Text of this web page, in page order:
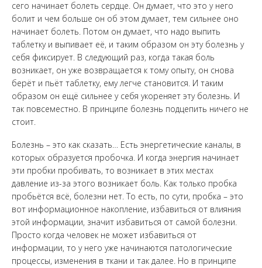
сего начинает болеть сердце. Он думает, что это у него
болит и чем больше он об этом думает, тем сильнее оно
начинает болеть. Потом он думает, что надо выпить
таблетку и выпивает её, и таким образом он эту болезнь у
себя фиксирует. В следующий раз, когда такая боль
возникает, он уже возвращается к тому опыту, он снова
берёт и пьёт таблетку, ему легче становится. И таким
образом он ещё сильнее у себя укореняет эту болезнь. И
так повсеместно. В принципе болезнь подцепить ничего не
стоит.
Болезнь – это как сказать… Есть энергетические каналы, в
которых образуется пробочка. И когда энергия начинает
эти пробки пробивать, то возникает в этих местах
давление из-за этого возникает боль. Как только пробка
пробьётся всё, болезни нет. То есть, по сути, пробка – это
вот информационное накопление, избавиться от влияния
этой информации, значит избавиться от самой болезни.
Просто когда человек не может избавиться от
информации, то у него уже начинаются патологические
процессы, изменения в ткани и так далее. Но в принципе